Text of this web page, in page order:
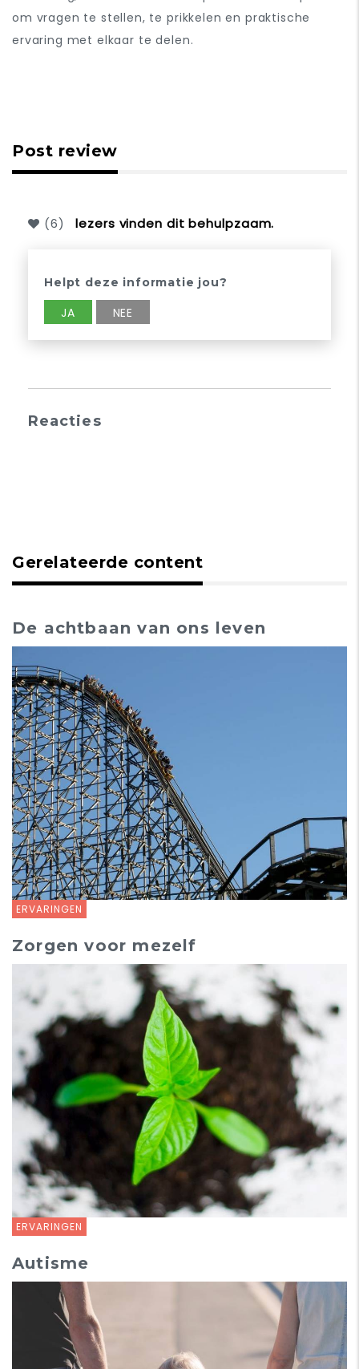
om vragen te stellen, te prikkelen en praktische
ervaring met elkaar te delen.
Post review
(6) lezers vinden dit behulpzaam.
Helpt deze informatie jou?
JA NEE
Reacties
Gerelateerde content
ERVARINGEN
De achtbaan van ons leven
ERVARINGEN
Zorgen voor mezelf
Autisme